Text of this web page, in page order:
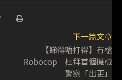
下一篇文章
【睇得唔打得】冇槍
Robocop 杜拜首個機械
警察「出更」